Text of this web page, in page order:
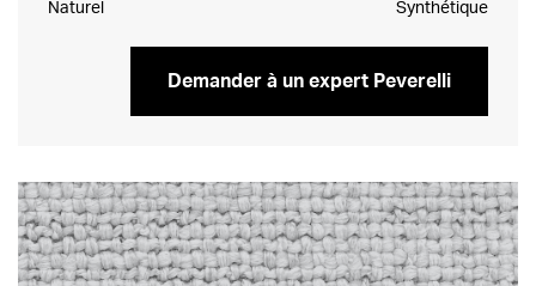
Naturel Synthétique
Demander à un expert Peverelli